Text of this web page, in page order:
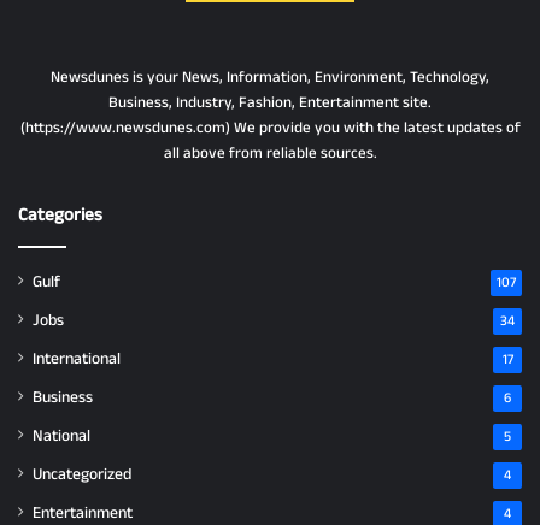
Newsdunes is your News, Information, Environment, Technology,
Business, Industry, Fashion, Entertainment site.
(https://www.newsdunes.com) We provide you with the latest updates of
all above from reliable sources.
Categories
Gulf 107
Jobs 34
International 17
Business 6
National 5
Uncategorized 4
Entertainment 4